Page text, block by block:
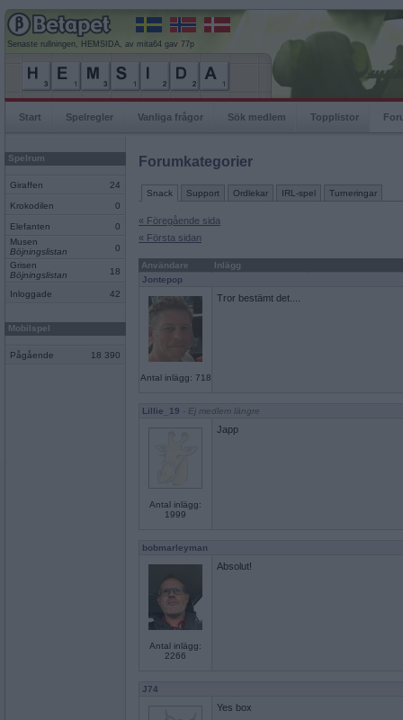
Senaste rullningen, HEMSIDA, av mita64 gav 77p
Start Spelregler Vanliga frågor Sök medlem Topplistor
Spelrum
Giraffen 24
Krokodilen 0
Elefanten
0
Musen
Böjningslistan
0
Grisen
Böjningslistan
18
Inloggade 42
Mobilspel
Pågående 18 390
Forumkategorier
Snack Support Ordlekar IRL-spel Turneringar
« Föregående sida
« Första sidan
Användare
Inlägg
Jontepop
Antal inlägg: 718
Tror bestämt det....
Lillie_19 - Ej medlem längre
Antal inlägg:
1999
Japp
bobmarleyman
Antal inlägg:
2266
Absolut!
J74
Yes box